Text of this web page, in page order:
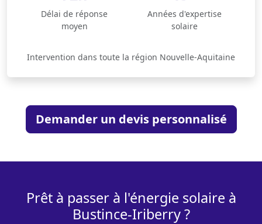
Délai de réponse
moyen
Années d'expertise
solaire
Intervention dans toute la région Nouvelle-Aquitaine
Demander un devis personnalisé
Prêt à passer à l'énergie solaire à
Bustince-Iriberry ?